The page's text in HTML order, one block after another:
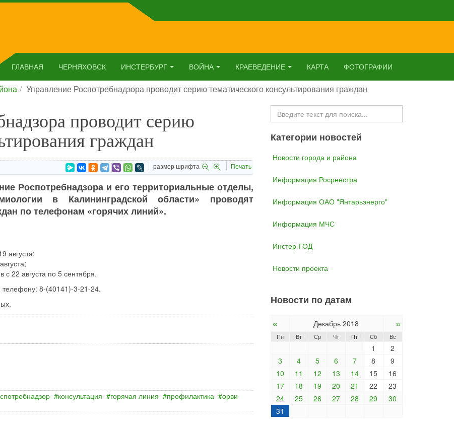
ГЛАВНАЯ ЧЕРНЯХОВСК ИНСТЕРБУРГ ВОЙНА КРАЕВЕДЕНИЕ КАРТА ФОТОГРАФИИ
Управление Роспотребнадзора проводит серию тематического консультирования граждан
проводит серию
граждан
размер шрифта Печать
Роспотребнадзора и его территориальные отделы,
в Калининградской области» проводят
по телефонам «горячих линий».
августа;
с 22 августа по 5 сентября.
телефону: 8-(40141)-3-21-24.
консультация горячая линия профилактика
орви
Искать...
Категории новостей
Новости города и района
Информация Росреестра
Информация ОАО "Янтарьэнерго"
Информация МЧС
Инстер-ГОД
Новости проекта
Новости по датам
« Декабрь 2018 »
Пн Вт Ср Чт Пт Сб Вс
1
2
3
4 5 6 7 8
9
10
11 12 13 14 15
16
17
18 19 20 21 22
23
24
25 26 27 28 29
30
31